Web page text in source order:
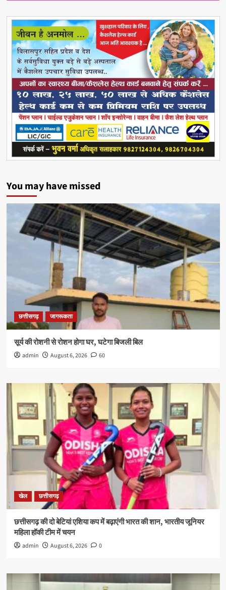
You may have missed
छत्तीसगढ़ जागरूकता
सूर्य की रोशनी से रोशन होगा घर, घटेगा बिजली बिल
admin August 6, 2026 60
खेल छत्तीसगढ़
छत्तीसगढ़ की दो बेटियां एशिया कप में बढ़ाएंगी भारत की शान, भारतीय जूनियर
महिला हॉकी टीम में चयन
admin August 6, 2026 0